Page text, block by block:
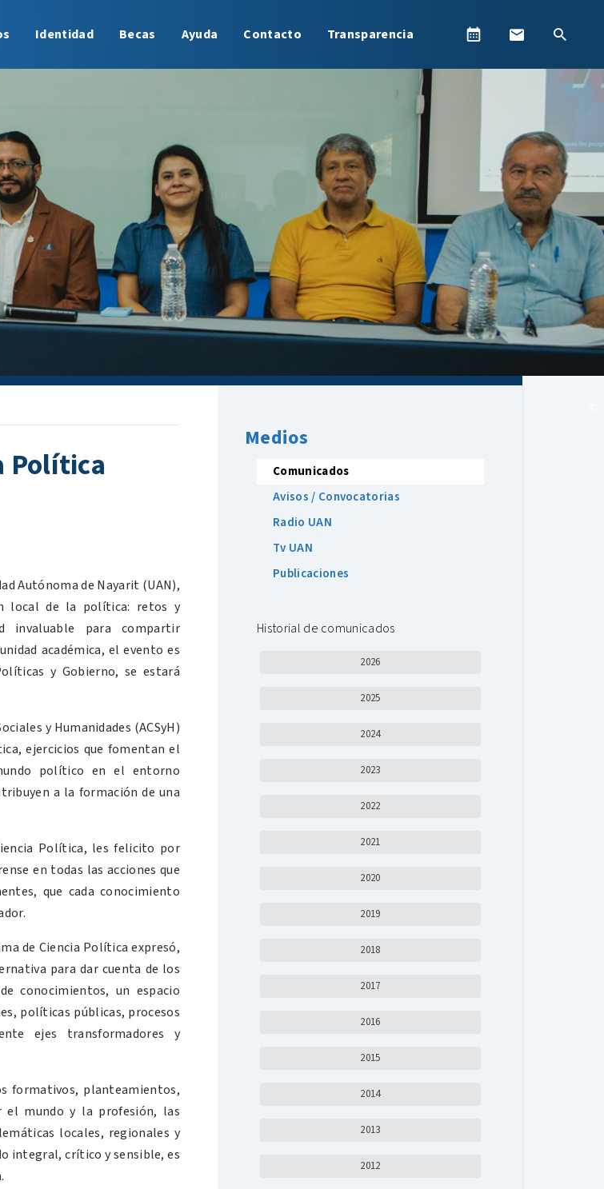
Identidad Becas Ayuda Contacto Transparencia
Política
Autónoma de Nayarit (UAN),
local de la política: retos y
invaluable para compartir
académica, el evento es
y Gobierno, se estará
y Humanidades (ACSyH)
ejercicios que fomentan el
político en el entorno
a la formación de una
Política, les felicito por
en todas las acciones que
que cada conocimiento
de Ciencia Política expresó,
para dar cuenta de los
conocimientos, un espacio
políticas públicas, procesos
ejes transformadores y
formativos, planteamientos,
el mundo y la profesión, las
locales, regionales y
integral, crítico y sensible, es
Medios
Comunicados
Avisos / Convocatorias
Radio UAN
Tv UAN
Publicaciones
Historial de comunicados
2026
2025
2024
2023
2022
2021
2020
2019
2018
2017
2016
2015
2014
2013
2012